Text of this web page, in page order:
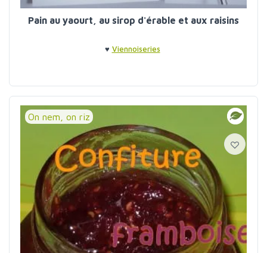
Pain au yaourt, au sirop d'érable et aux raisins
♥ Viennoiseries
On nem, on riz